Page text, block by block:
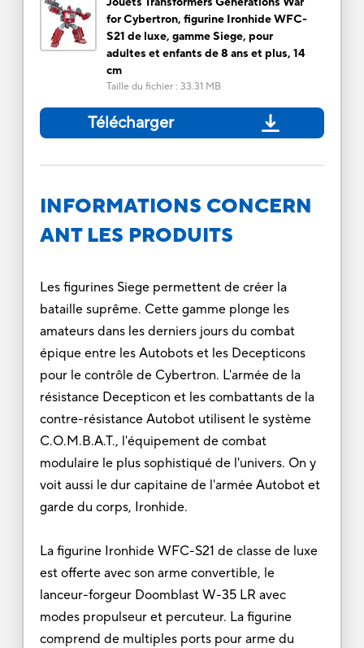
for Cybertron, figurine Ironhide WFC-
S21 de luxe, gamme Siege, pour
adultes et enfants de 8 ans et plus, 14
cm
Taille du fichier: 33.31 MB
Télécharger
INFORMATIONS CONCERN
ANT LES PRODUITS
Les figurines Siege permettent de créer la
bataille suprême. Cette gamme plonge les
amateurs dans les derniers jours du combat
épique entre les Autobots et les Decepticons
pour le contrôle de Cybertron. L'armée de la
résistance Decepticon et les combattants de la
contre-résistance Autobot utilisent le système
C.O.M.B.A.T., l'équipement de combat
modulaire le plus sophistiqué de l'univers. On y
voit aussi le dur capitaine de l'armée Autobot et
garde du corps, Ironhide.
La figurine Ironhide WFC-S21 de classe de luxe
est offerte avec son arme convertible, le
lanceur-forgeur Doomblast W-35 LR avec
modes propulseur et percuteur. La figurine
comprend de multiples ports pour arme du